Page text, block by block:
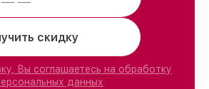
скидку
Вы соглашаетесь на обработку
данных